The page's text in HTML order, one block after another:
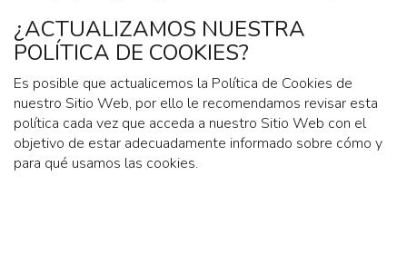
¿ACTUALIZAMOS NUESTRA
POLÍTICA DE COOKIES?
Es posible que actualicemos la Política de Cookies de
nuestro Sitio Web, por ello le recomendamos revisar esta
política cada vez que acceda a nuestro Sitio Web con el
objetivo de estar adecuadamente informado sobre cómo y
para qué usamos las cookies.